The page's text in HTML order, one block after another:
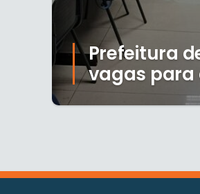
Prefeitura
vagas